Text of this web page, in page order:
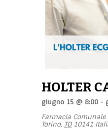
HOLTER
giugno 15 @ 8:00 -
Farmacia Comunale
Torino, TO 10141